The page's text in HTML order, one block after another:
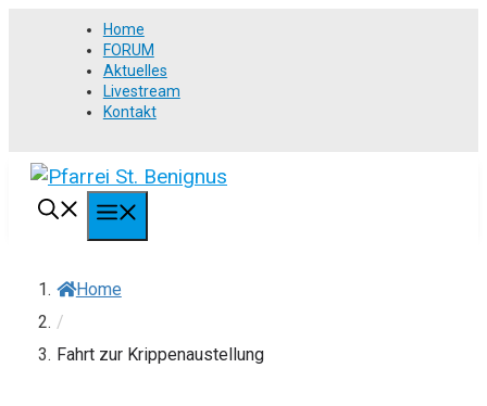
Home
FORUM
Aktuelles
Livestream
Kontakt
Home
/
Fahrt zur Krippenaustellung